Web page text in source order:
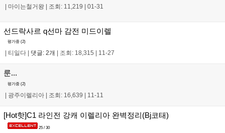
마이는철거왕 조회: 11,219 01-31
선드락사르 q선마 감전 미드이렐
평가중 (2)
티일다 댓글: 2개 조회: 18,315 11-27
룬...
평가중 (2)
| 광주이렐리아 | 조회: 16,639 | 11-11
[Hot핫]C1 라인전 강캐 이렐리아 완벽정리(Bj코태)
25 / 30